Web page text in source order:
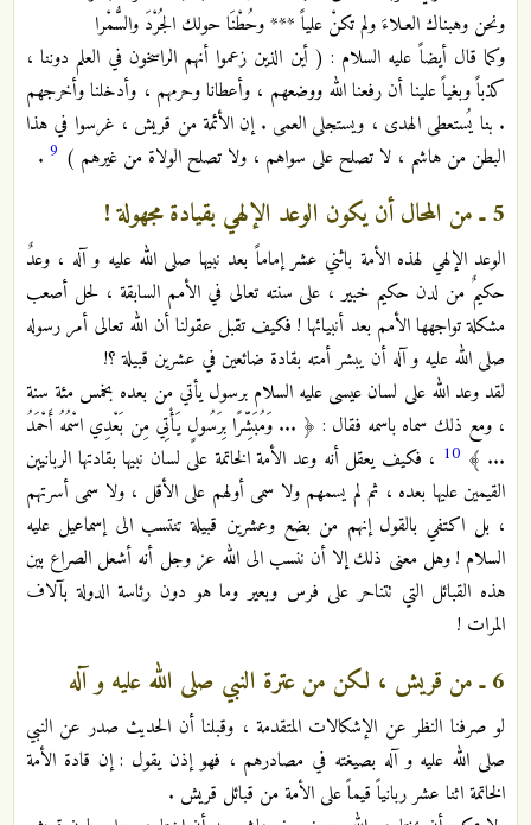
ونحن وهبناك العـلاءَ ولم تكنْ علياً *** وحُطْنَا حولك الجُرْدَ والسُّمْرا
وكما قال أيضاً عليه السلام : ( أين الذين زعموا أنهم الراسخون في العلم دوننا ،
كذباً وبغياً علينا أن رفعنا الله ووضعهم ، وأعطانا وحرمهم ، وأدخلنا وأخرجهم
. بنا يُستعطى الهدى ، ويستجلى العمى . إن الأئمة من قريش ، غرسوا في هذا
البطن من هاشم ، لا تصلح على سواهم ، ولا تصلح الولاة من غيرهم ) 9
.
5 ـ من المحال أن يكون الوعد الإلهي بقيادة مجهولة !
الوعد الإلهي لهذه الأمة باثني عشر إماماً بعد نبيها صلى الله عليه و آله ، وعدٌ
حكيمٌ من لدن حكيم خبير ، على سنته تعالى في الأمم السابقة ، لحل أصعب
مشكلة تواجهها الأمم بعد أنبيائها ! فكيف تقبل عقولنا أن الله تعالى أمر رسوله
صلى الله عليه و آله أن يبشر أمته بقادة ضائعين في عشرين قبيلة ؟!
لقد وعد الله على لسان عيسى عليه السلام برسول يأتي من بعده بخمس مئة سنة
، ومع ذلك سماه باسمه فقال : ﴿ ... وَمُبَشِّرًا بِرَسُولٍ يَأْتِي مِن بَعْدِي اسْمُهُ أَحْمَدُ
... ﴾ 10 ، فكيف يعقل أنه وعد الأمة الخاتمة على لسان نبيها بقادتها الربانيين
القيمين عليها بعده ، ثم لم يسمهم ولا سمى أولهم على الأقل ، ولا سمى أسرتهم
، بل اكتفي بالقول إنهم من بضع وعشرين قبيلة تنتسب الى إسماعيل عليه
السلام ! وهل معنى ذلك إلا أن ننسب الى الله عز وجل أنه أشعل الصراع بين
هذه القبائل التي تتناحر على فرس وبعير وما هو دون رئاسة الدولة بآلاف
المرات !
6 ـ من قريش ، لكن من عترة النبي صلى الله عليه و آله
لو صرفنا النظر عن الإشكالات المتقدمة ، وقبلنا أن الحديث صدر عن النبي
صلى الله عليه و آله بصيغته في مصادرهم ، فهو إذن يقول : إن قادة الأمة
الخاتمة اثنا عشر ربانياً قيماً على الأمة من قبائل قريش .